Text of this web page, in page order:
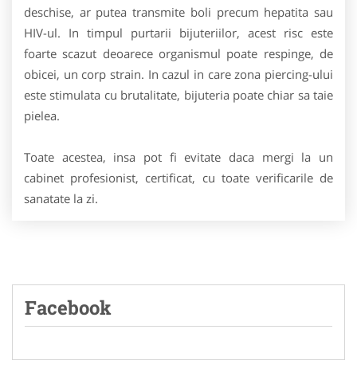
deschise, ar putea transmite boli precum hepatita sau
HIV-ul. In timpul purtarii bijuteriilor, acest risc este
foarte scazut deoarece organismul poate respinge, de
obicei, un corp strain. In cazul in care zona piercing-ului
este stimulata cu brutalitate, bijuteria poate chiar sa taie
pielea.
Toate acestea, insa pot fi evitate daca mergi la un
cabinet profesionist, certificat, cu toate verificarile de
sanatate la zi.
Facebook